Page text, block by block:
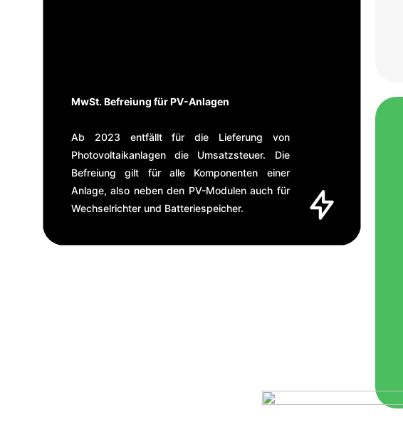
MwSt. Befreiung für PV-Anlagen
Ab 2023 entfällt für die Lieferung von
Photovoltaikanlagen die Umsatzsteuer. Die
Befreiung gilt für alle Komponenten einer
Anlage, also neben den PV-Modulen auch für
Wechselrichter und Batteriespeicher.